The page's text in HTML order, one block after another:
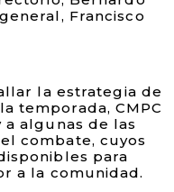
Francisco
la estrategia de
temporada, CMPC
algunas de las
combate, cuyos
para
a la comunidad.